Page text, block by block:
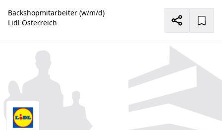
Backshopmitarbeiter (w/m/d)
Lidl Österreich